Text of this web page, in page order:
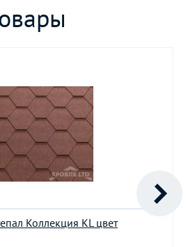
Коллекция KL цвет